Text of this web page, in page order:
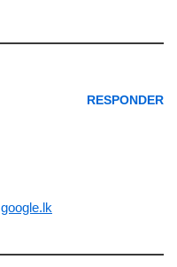
RESPONDER
google.lk